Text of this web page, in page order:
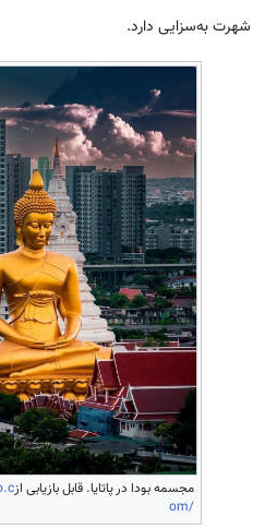
شهرت به‌سزایی دارد.
مجسمه بودا در پاتایا. قابل بازیابی از
om/